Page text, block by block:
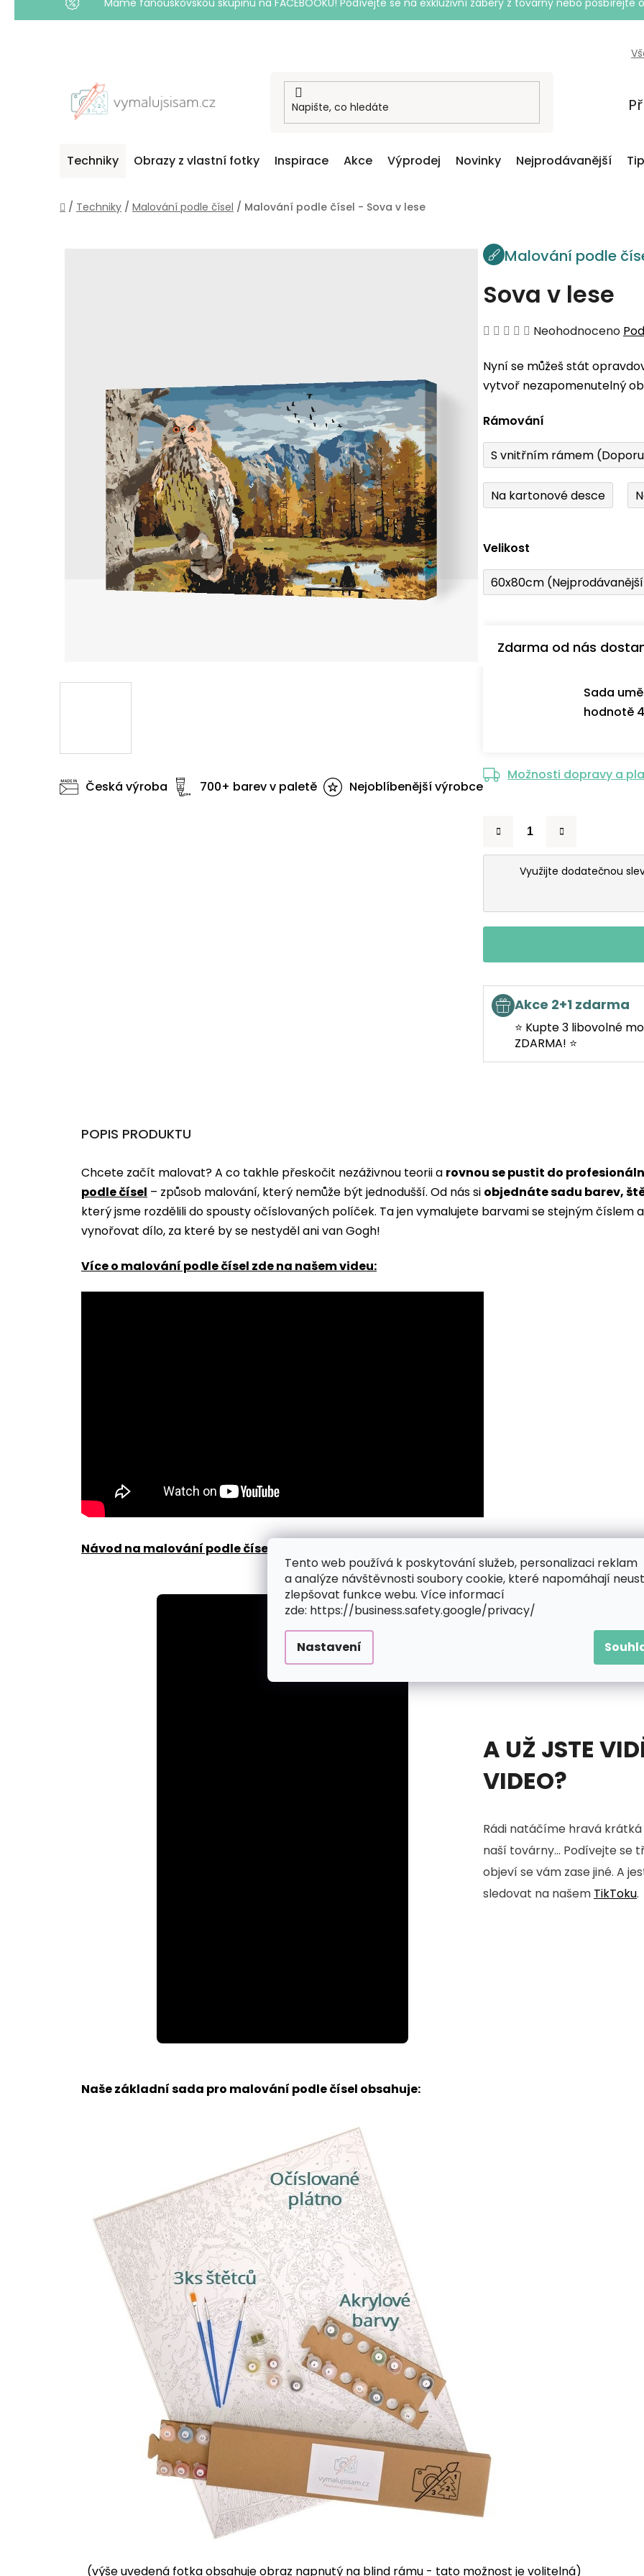
Tento web používá k poskytování služeb, personalizaci reklam
a analýze návštěvnosti soubory cookie, které napomáhají
zlepšovat funkce webu. Více informací
zde: https://business.safety.google/privacy/
Nastavení
Máme fanouškovskou skupinu na FACEBOOKU! Podívejte se na exkluzivní záběry z továrny nebo
Techniky Obrazy z vlastní fotky Inspirace Akce Výprodej Novinky Nejprodávanější
Domů
/ Techniky / Malování podle čísel / Malování podle čísel - Sova v lese
Malování podle
Sova v lese
Průměrné
produktu
je
z
5
hvězdiček.
Neohodnoceno
Nyní se můžeš stát
vytvoř nezapomenutelný
Rámování
S vnitřním rámem
Na kartonové desce
Velikost
60x80cm
Zdarma od nás
Sada
hodnotě
Možnosti dopravy a
Využijte dodatečnou
Akce 2+1 zdarma
⭐ Kupte 3 libovolné
ZDARMA! ⭐
Česká výroba 700+ barev v paletě Nejoblíbenější výrobce
POPIS PRODUKTU
Chcete začít malovat? A co takhle přeskočit nezáživnou teorii a rovnou se pustit do
podle čísel ­­– způsob malování, který nemůže být jednodušší. Od nás si objednáte sadu barev,
který jsme rozdělili do spousty očíslovaných políček. Ta jen vymalujete barvami se stejným číslem
vynořovat dílo, za které by se nestyděl ani van Gogh!
Více o malování podle čísel zde na našem videu:
Návod na malování podle čísel zde
59.32%
A UŽ JSTE
VIDEO?
Rádi natáčíme hravá krátká
naší továrny... Podívejte se
objeví se vám zase jiné. A
sledovat na našem TikToku.
Naše základní sada pro malování podle čísel obsahuje:
(výše uvedená fotka obsahuje obraz napnutý na blind rámu - tato možnost je volitelná)